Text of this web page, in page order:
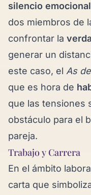
silencio emocional
dos miembros de
confrontar la
generar un
este caso, el As
que es hora de
que las tensiones
obstáculo para el
pareja.
Trabajo y Carrera
En el ámbito
carta que